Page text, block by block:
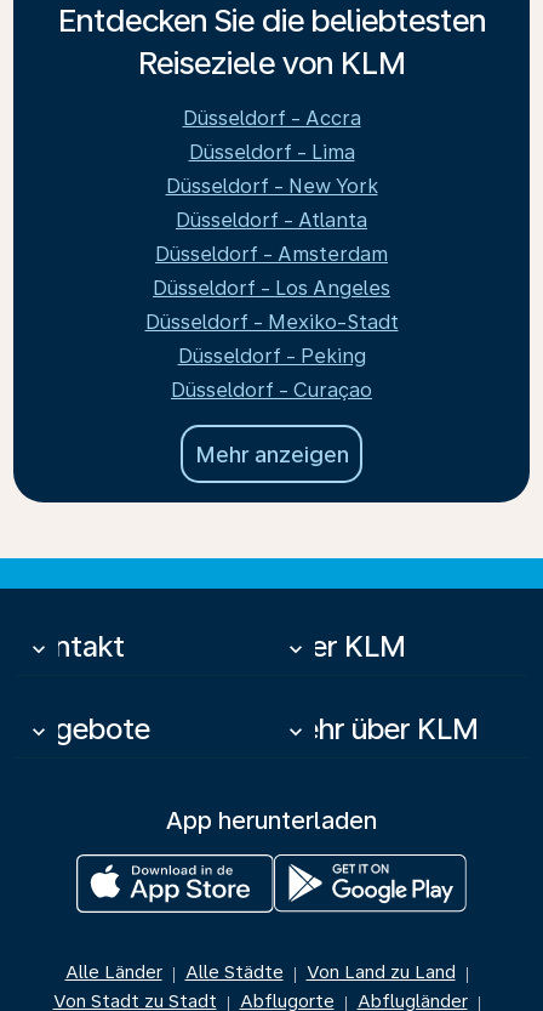
Entdecken Sie die beliebtesten
Reiseziele von KLM
Düsseldorf - Accra
Düsseldorf - Lima
Düsseldorf - New York
Düsseldorf - Atlanta
Düsseldorf - Amsterdam
Düsseldorf - Los Angeles
Düsseldorf - Mexiko-Stadt
Düsseldorf - Peking
Düsseldorf - Curaçao
Mehr anzeigen
Kontakt
keyboard_arrow_down Über KLM
keyboard_arrow_down
Angebote
keyboard_arrow_down Mehr über KLM
keyboard_arrow_down
App herunterladen
Alle Länder | Alle Städte | Von Land zu Land |
Von Stadt zu Stadt | Abflugorte | Abflugländer |